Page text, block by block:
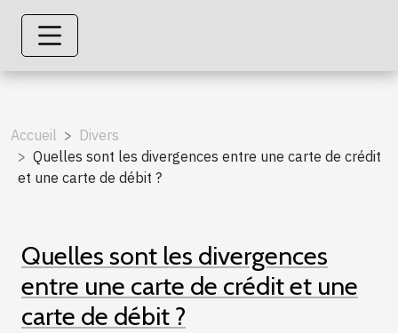
Accueil
Divers
Quelles sont les divergences entre une carte de crédit
et une carte de débit ?
Quelles sont les divergences
entre une carte de crédit et une
carte de débit ?